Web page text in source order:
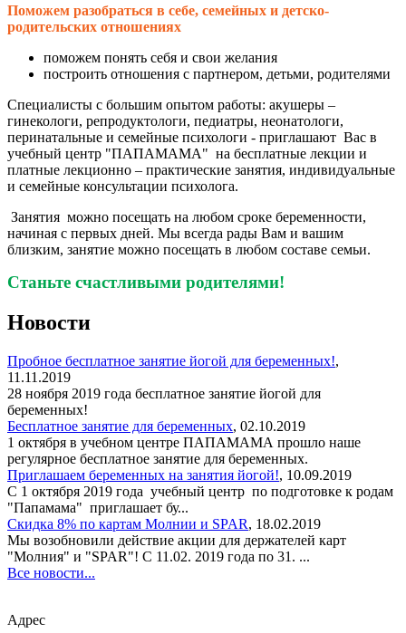
Поможем разобраться в себе, семейных и детско-
родительских отношениях
поможем понять себя и свои желания
построить отношения с партнером, детьми, родителями
Специалисты с большим опытом работы: акушеры –
гинекологи, репродуктологи, педиатры, неонатологи,
перинатальные и семейные психологи - приглашают Вас в
учебный центр "ПАПАМАМА" на бесплатные лекции и
платные лекционно – практические занятия, индивидуальные
и семейные консультации психолога.
Занятия можно посещать на любом сроке беременности,
начиная с первых дней. Мы всегда рады Вам и вашим
близким, занятие можно посещать в любом составе семьи.
Станьте счастливыми родителями!
Новости
Пробное бесплатное занятие йогой для беременных!,
11.11.2019
28 ноября 2019 года бесплатное занятие йогой для
беременных!
Бесплатное занятие для беременных, 02.10.2019
1 октября в учебном центре ПАПАМАМА прошло наше
регулярное бесплатное занятие для беременных.
Приглашаем беременных на занятия йогой!, 10.09.2019
С 1 октября 2019 года учебный центр по подготовке к родам
"Папамама" приглашает бу...
Скидка 8% по картам Молнии и SPAR, 18.02.2019
Мы возобновили действие акции для держателей карт
"Молния" и "SPAR"! С 11.02. 2019 года по 31. ...
Все новости...
Адрес